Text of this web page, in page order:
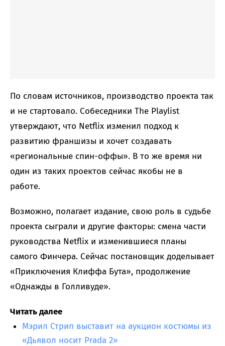
По словам источников, производство проекта так
и не стартовало. Собеседники The Playlist
утверждают, что Netflix изменил подход к
развитию франшизы и хочет создавать
«региональные спин-оффы». В то же время ни
один из таких проектов сейчас якобы не в
работе.
Возможно, полагает издание, свою роль в судьбе
проекта сыграли и другие факторы: смена части
руководства Netflix и изменившиеся планы
самого Финчера. Сейчас постановщик доделывает
«Приключения Клиффа Бута», продолжение
«Однажды в Голливуде».
Читать далее
Мэрил Стрип выставит на аукцион костюмы из
«Дьявол носит Prada 2»